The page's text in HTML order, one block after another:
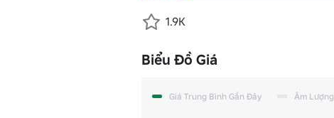
1.9K
Biểu Đồ Giá
Giá Trung Bình Gần Đây Âm Lượng